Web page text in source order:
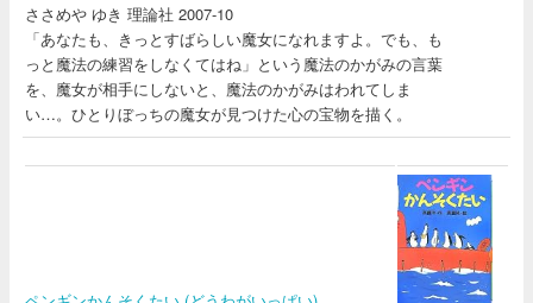
ささめや ゆき 理論社 2007-10
「あなたも、きっとすばらしい魔女になれますよ。でも、も
っと魔法の練習をしなくてはね」という魔法のかがみの言葉
を、魔女が相手にしないと、魔法のかがみはわれてしま
い…。ひとりぼっちの魔女が見つけた心の宝物を描く。